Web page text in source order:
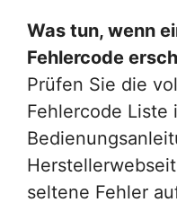
Was tun, wenn
Fehlercode
Prüfen Sie die
Fehlercode Liste
seltene Fehler